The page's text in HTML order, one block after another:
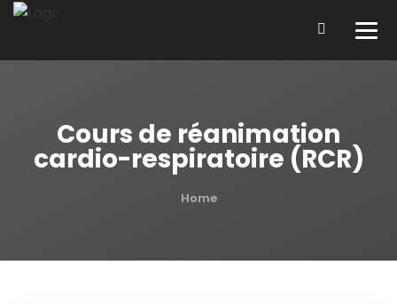
Cours de réanimation
cardio-respiratoire (RCR)
Home